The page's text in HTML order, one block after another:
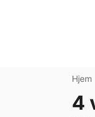
Hjem
4